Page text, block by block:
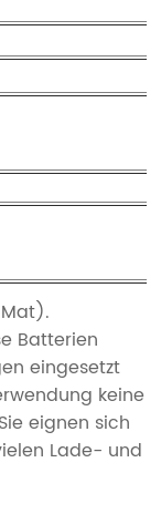
Batterien
eingesetzt
keine
eignen sich
Lade- und